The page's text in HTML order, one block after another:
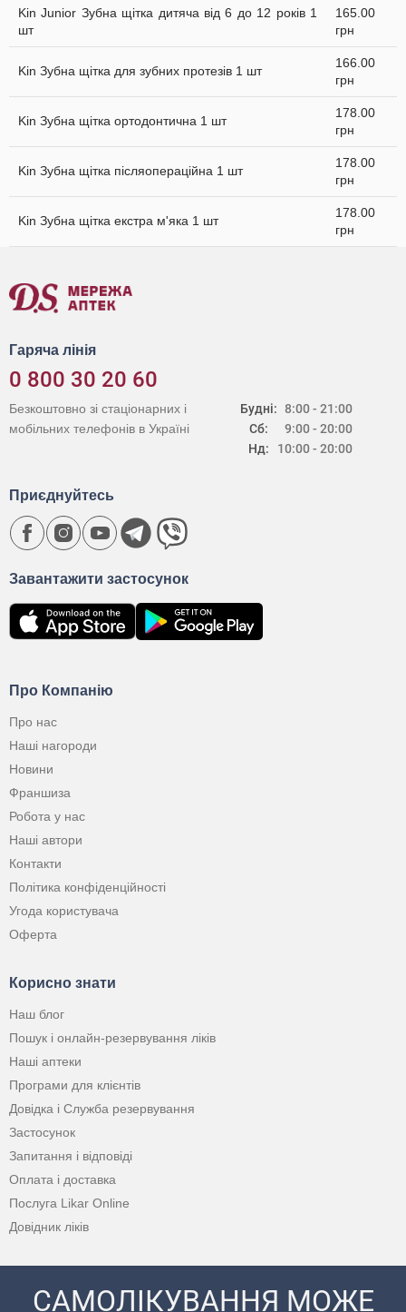
Kin Junior Зубна щітка дитяча від 6 до 12 років 1
шт
165.00
грн
Kin Зубна щітка для зубних протезів 1 шт
166.00
грн
Kin Зубна щітка ортодонтична 1 шт
178.00
грн
Kin Зубна щітка післяопераційна 1 шт
178.00
грн
Kin Зубна щітка екстра м'яка 1 шт
178.00
грн
Гаряча лінія
0 800 30 20 60
Будні:
Сб:
Нд:
8:00 - 21:00
9:00 - 20:00
10:00 - 20:00
Безкоштовно зі стаціонарних і
мобільних телефонів в Україні
Про Компанію
Про нас
Наші нагороди
Новини
Франшиза
Робота у нас
Наші автори
Контакти
Політика конфіденційності
Угода користувача
Оферта
Корисно знати
Наш блог
Пошук і онлайн-резервування ліків
Наші аптеки
Програми для клієнтів
Довідка і Служба резервування
Застосунок
Запитання і відповіді
Оплата і доставка
Послуга Likar Online
Довідник ліків
Завантажити застосунок
Приєднуйтесь
САМОЛІКУВАННЯ МОЖЕ